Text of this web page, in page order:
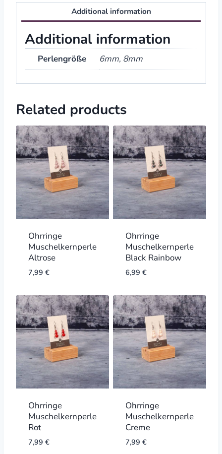
Additional information
Additional information
Perlengröße 6mm, 8mm
Related products
Ohrringe
Muschelkernperle
Altrose
7,99 €
Ohrringe
Muschelkernperle
Black Rainbow
6,99 €
Ohrringe
Muschelkernperle
Rot
7,99 €
Ohrringe
Muschelkernperle
Creme
7,99 €